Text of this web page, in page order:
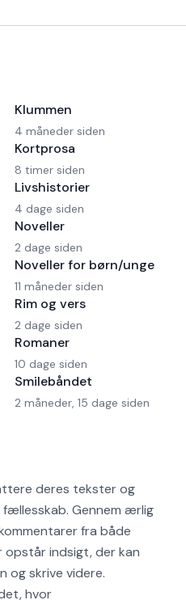
deres tekster og
Gennem ærlig
fra både
indsigt, der kan
og skrive videre.
hvor
Klummen
4 måneder siden
Kortprosa
8 timer siden
Livshistorier
4 dage siden
Noveller
2 dage siden
Noveller for børn/unge
11 måneder siden
Rim og vers
2 dage siden
Romaner
10 dage siden
Smilebåndet
2 måneder, 15 dage siden